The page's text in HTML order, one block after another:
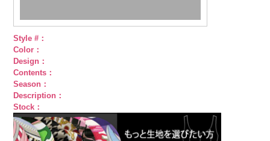
Style #：
Color：
Design：
Contents：
Season：
Description：
Stock：